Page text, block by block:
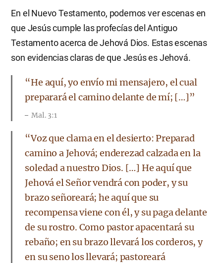
En el Nuevo Testamento, podemos ver escenas en
que Jesús cumple las profecías del Antiguo
Testamento acerca de Jehová Dios. Estas escenas
son evidencias claras de que Jesús es Jehová.
​“He aquí, yo envío mi mensajero, el cual
preparará el camino delante de mí; […]”
Mal. 3:1
​“Voz que clama en el desierto: Preparad
camino a Jehová; enderezad calzada en la
soledad a nuestro Dios. […] He aquí que
Jehová el Señor vendrá con poder, y su
brazo señoreará; he aquí que su
recompensa viene con él, y su paga delante
de su rostro. Como pastor apacentará su
rebaño; en su brazo llevará los corderos, y
en su seno los llevará; pastoreará